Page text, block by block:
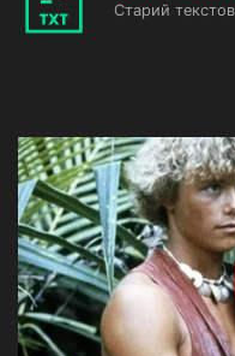
Старий